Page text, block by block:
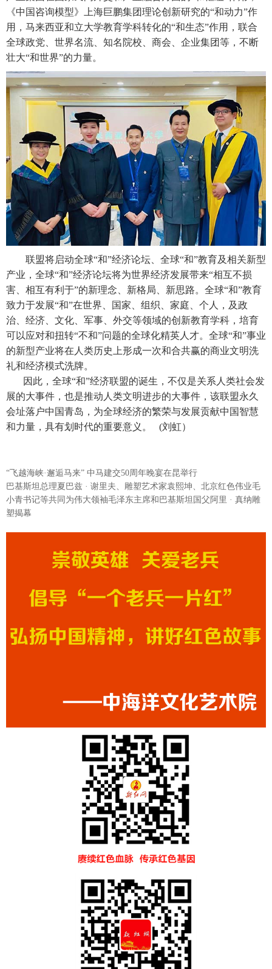
《中国咨询模型》上海巨鹏集团理论创新研究的“和动力”作
用，马来西亚和立大学教育学科转化的“和生态”作用，联合
全球政党、世界名流、知名院校、商会、企业集团等，不断
壮大“和世界”的力量。
联盟将启动全球“和”经济论坛、全球“和”教育及相关新型
产业，全球“和”经济论坛将为世界经济发展带来“相互不损
害、相互有利于”的新理念、新格局、新思路。全球“和”教育
致力于发展“和”在世界、国家、组织、家庭、个人，及政
治、经济、文化、军事、外交等领域的创新教育学科，培育
可以应对和扭转“不和”问题的全球化精英人才。全球“和”事业
的新型产业将在人类历史上形成一次和合共赢的商业文明洗
礼和经济模式洗牌。
因此，全球“和”经济联盟的诞生，不仅是关系人类社会发
展的大事件，也是推动人类文明进步的大事件，该联盟永久
会址落户中国青岛，为全球经济的繁荣与发展贡献中国智慧
和力量，具有划时代的重要意义。 (刘虹）
“飞越海峡·邂逅马来” 中马建交50周年晚宴在昆举行
巴基斯坦总理夏巴兹 · 谢里夫、雕塑艺术家袁熙坤、北京红色伟业毛
小青书记等共同为伟大领袖毛泽东主席和巴基斯坦国父阿里 · 真纳雕
塑揭幕